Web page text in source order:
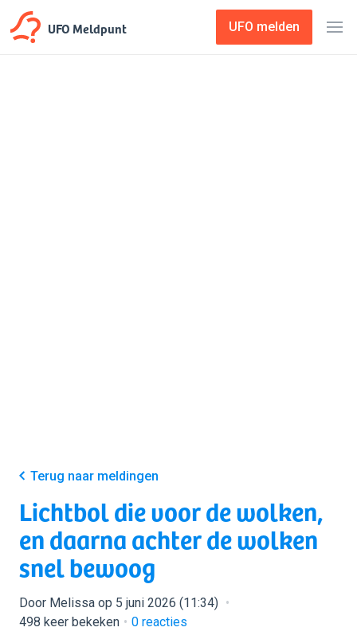
UFO Meldpunt UFO melden
Terug naar meldingen
Lichtbol die voor de wolken,
en daarna achter de wolken
snel bewoog
Door Melissa op 5 juni 2026 (11:34)
498 keer bekeken
0 reacties